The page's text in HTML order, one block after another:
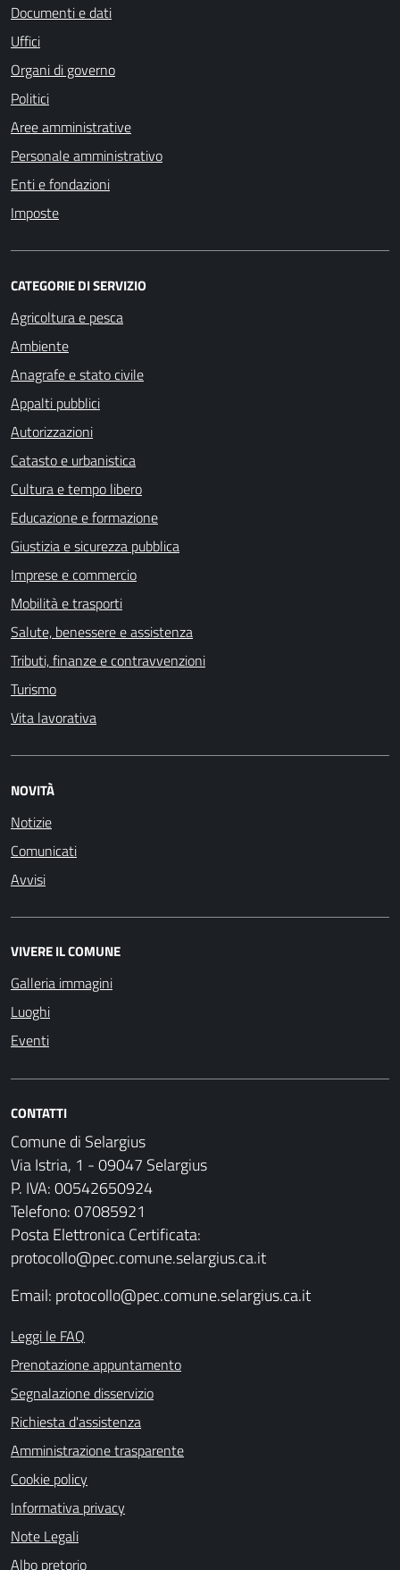
Documenti e dati
Uffici
Organi di governo
Politici
Aree amministrative
Personale amministrativo
Enti e fondazioni
Imposte
CATEGORIE DI SERVIZIO
Agricoltura e pesca
Ambiente
Anagrafe e stato civile
Appalti pubblici
Autorizzazioni
Catasto e urbanistica
Cultura e tempo libero
Educazione e formazione
Giustizia e sicurezza pubblica
Imprese e commercio
Mobilità e trasporti
Salute, benessere e assistenza
Tributi, finanze e contravvenzioni
Turismo
Vita lavorativa
NOVITÀ
Notizie
Comunicati
Avvisi
VIVERE IL COMUNE
Galleria immagini
Luoghi
Eventi
CONTATTI
Comune di Selargius
Via Istria, 1 - 09047 Selargius
P. IVA: 00542650924
Telefono: 07085921
Posta Elettronica Certificata:
protocollo@pec.comune.selargius.ca.it
Email: protocollo@pec.comune.selargius.ca.it
Leggi le FAQ
Prenotazione appuntamento
Segnalazione disservizio
Richiesta d'assistenza
Amministrazione trasparente
Cookie policy
Informativa privacy
Note Legali
Albo pretorio